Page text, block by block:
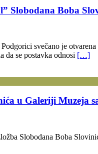
Slobodana Boba
svečano je
da se postavka odnosi […]
u Galeriji Muzeja
Slobodana Boba